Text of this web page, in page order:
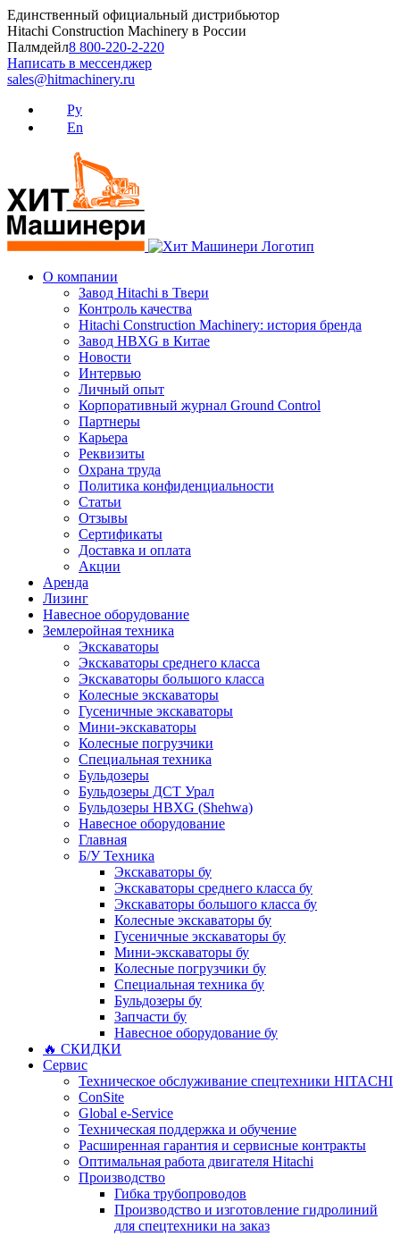
Skip
to
content
Единственный официальный дистрибьютор
Hitachi Construction Machinery в России
Палмдейл8 800-220-2-220
Написать в мессенджер
sales@hitmachinery.ru
Ру
En
О компании
Завод Hitachi в Твери
Контроль качества
Hitachi Construction Machinery: история бренда
Завод HBXG в Китае
Новости
Интервью
Личный опыт
Корпоративный журнал Ground Control
Партнеры
Карьера
Реквизиты
Охрана труда
Политика конфиденциальности
Статьи
Отзывы
Сертификаты
Доставка и оплата
Акции
Аренда
Лизинг
Навесное оборудование
Землеройная техника
Экскаваторы
Экскаваторы среднего класса
Экскаваторы большого класса
Колесные экскаваторы
Гусеничные экскаваторы
Мини-экскаваторы
Колесные погрузчики
Специальная техника
Бульдозеры
Бульдозеры ДСТ Урал
Бульдозеры HBXG (Shehwa)
Навесное оборудование
Главная
Б/У Техника
Экскаваторы бу
Экскаваторы среднего класса бу
Экскаваторы большого класса бу
Колесные экскаваторы бу
Гусеничные экскаваторы бу
Мини-экскаваторы бу
Колесные погрузчики бу
Специальная техника бу
Бульдозеры бу
Запчасти бу
Навесное оборудование бу
🔥 СКИДКИ
Сервис
Техническое обслуживание спецтехники HITACHI
ConSite
Global e-Service
Техническая поддержка и обучение
Расширенная гарантия и сервисные контракты
Оптимальная работа двигателя Hitachi
Производство
Гибка трубопроводов
Производство и изготовление гидролиний
для спецтехники на заказ